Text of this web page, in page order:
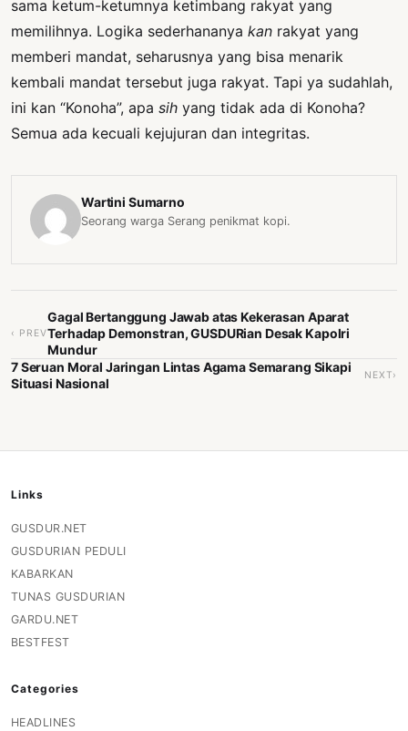
sama ketum-ketumnya ketimbang rakyat yang
memilihnya. Logika sederhananya kan rakyat yang
memberi mandat, seharusnya yang bisa menarik
kembali mandat tersebut juga rakyat. Tapi ya sudahlah,
ini kan “Konoha”, apa sih yang tidak ada di Konoha?
Semua ada kecuali kejujuran dan integritas.
Wartini Sumarno
Seorang warga Serang penikmat kopi.
‹ PREV
Gagal Bertanggung Jawab atas Kekerasan Aparat
Terhadap Demonstran, GUSDURian Desak Kapolri
Mundur
7 Seruan Moral Jaringan Lintas Agama Semarang Sikapi
Situasi Nasional
NEXT›
Links
GUSDUR.NET
GUSDURIAN PEDULI
KABARKAN
TUNAS GUSDURIAN
GARDU.NET
BESTFEST
Categories
HEADLINES